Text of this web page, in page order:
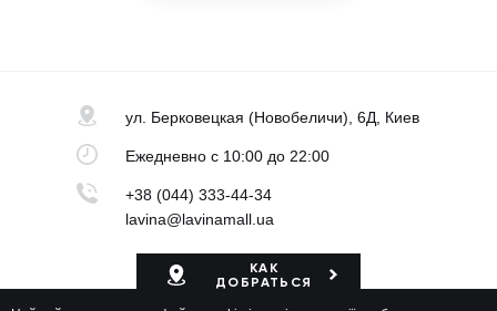
ул. Берковецкая (Новобеличи), 6Д, Киев
Ежедневнос 10:00 до 22:00
+38 (044) 333-44-34
lavina@lavinamall.ua
КАК
ДОБРАТЬСЯ